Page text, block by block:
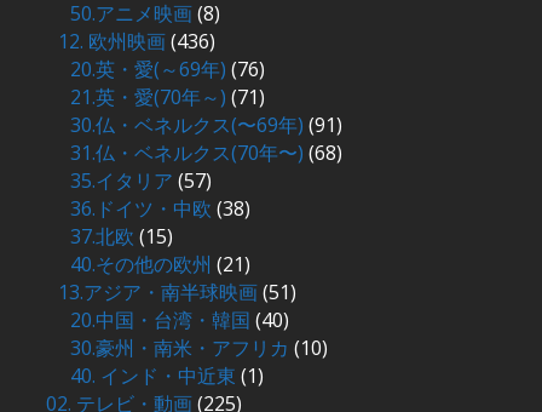
50.アニメ映画(8)
12. 欧州映画(436)
20.英・愛(～69年) (76)
21.英・愛(70年～) (71)
30.仏・ベネルクス(〜69年) (91)
31.仏・ベネルクス(70年〜) (68)
35.イタリア (57)
36.ドイツ・中欧 (38)
37.北欧 (15)
40.その他の欧州 (21)
13.アジア・南半球映画(51)
20.中国・台湾・韓国 (40)
30.豪州・南米・アフリカ (10)
40. インド・中近東 (1)
02. テレビ・動画(225)